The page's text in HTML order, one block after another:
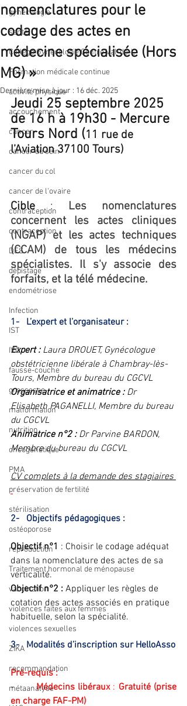
gynécologie
santé
Collège Gynécologie Centre Val-de-L
Formation médicale continue
activité physique
accouchement
cancer
cancer du sein
cancer du col
cancer de l'ovaire
contraception
contraception
DES
dépistage
endométriose
Infection
IST
IVG
fausse-couche
grossesse
malformation
nutrition
oncogénétique
PMA
préservation de fertilité
stérilisation
ostéoporose
reproduction
Traitement hormonal de ménopause
vaccination
violences faites aux femmes
violences sexuelles
ZIKA
recommandation
métaanalyse
nomenclatures pour le
codage des actes en
médecine spécialisée (Hors
MG) »
Dernière mise à jour : 16 déc. 2025
Jeudi 25 septembre 2025
de 16 h à 19h30 - Mercure
Tours Nord (11 rue de
l’Aviation 37100 Tours)
Cible : Les nomenclatures
concernent les actes cliniques
(NGAP) et les actes techniques
(CCAM) de tous les médecins
spécialistes. Il s'y associe des
forfaits, et la télé médecine.
1-   L’expert et l’organisateur :
Expert : Laura DROUET, Gynécologue
obstétricienne libérale à Chambray-lès-
Tours, Membre du bureau du CGCVL
Organisatrice et animatrice : Dr
Elisabeth PAGANELLI, Membre du bureau
du CGCVL
Animatrice n°2 : Dr Parvine BARDON,
Membre du bureau du CGCVL
CV complets à la demande des stagiaires
2-   Objectifs pédagogiques :
Objectif n°1 : Choisir le codage adéquat
dans la nomenclature des actes de sa
verticalité.
Objectif n°2 : Appliquer les règles de
cotation des actes associés en pratique
habituelle, selon la spécialité.
3-   Modalités d’inscription sur HelloAsso
Pré-requis :
- Médecins libéraux : Gratuité (prise
en charge FAF-PM)